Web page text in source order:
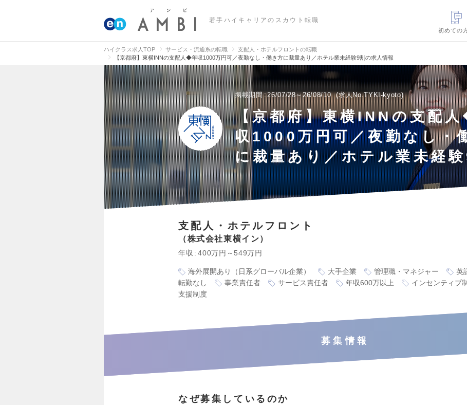
若手ハイキャリアのスカウト転職
初めての
ハイクラス求人TOP サービス・流通系の転職
支配人・ホテルフロントの転職
【京都府】東横INNの支配人◆年収1000万円可／夜勤なし・働き方に裁量あり／ホテル業未経験9割の求人情報
掲載期間 26/07/28～26/08/10 求人No.TYKI-kyoto
【京都府】東横INNの支配
収1000万円可／夜勤なし・
に裁量あり／ホテル業未経
支配人・ホテルフロント
株式会社東横イン
年収 400万円～549万円
海外展開あり（日系グローバル企業） 大手企業 管理職・マネジャー
英
転勤なし
事業責任者 サービス責任者 年収600万以上 インセンティブ
支援制度
募集情報
なぜ募集しているのか